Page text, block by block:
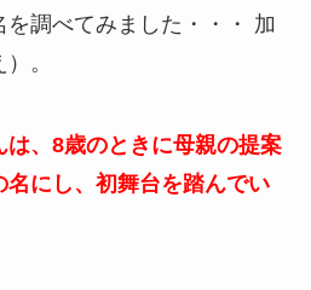
調べてみました・・・ 加
。
は、8歳のときに母親の提案
名にし、初舞台を踏んでい